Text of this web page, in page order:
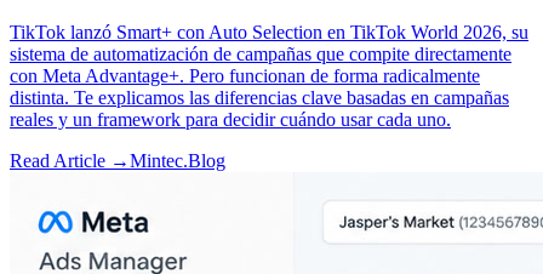
TikTok lanzó Smart+ con Auto Selection en TikTok World 2026, su
sistema de automatización de campañas que compite directamente
con Meta Advantage+. Pero funcionan de forma radicalmente
distinta. Te explicamos las diferencias clave basadas en campañas
reales y un framework para decidir cuándo usar cada uno.
Read Article →Mintec.Blog